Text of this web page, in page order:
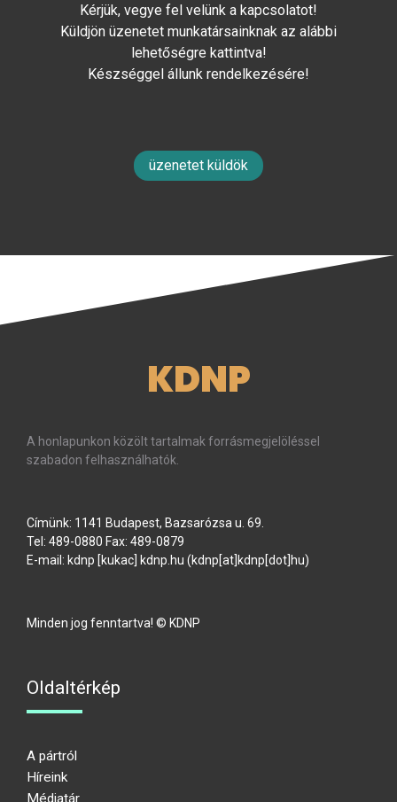
Kérjük, vegye fel velünk a kapcsolatot!
Küldjön üzenetet munkatársainknak az alábbi
lehetőségre kattintva!
Készséggel állunk rendelkezésére!
üzenetet küldök
KDNP
A honlapunkon közölt tartalmak forrásmegjelöléssel
szabadon felhasználhatók.
Címünk: 1141 Budapest, Bazsarózsa u. 69.
Tel: 489-0880 Fax: 489-0879
E-mail: kdnp [kukac] kdnp hu (kdnp[at]kdnp[dot]hu)
Minden jog fenntartva! © KDNP
Oldaltérkép
A pártról
Híreink
Médiatár